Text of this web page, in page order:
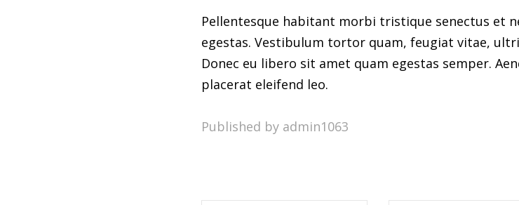
Pellentesque habitant morbi tristique senectus et
egestas. Vestibulum tortor quam, feugiat vitae,
Donec eu libero sit amet quam egestas semper.
placerat eleifend leo.
Published by admin1063